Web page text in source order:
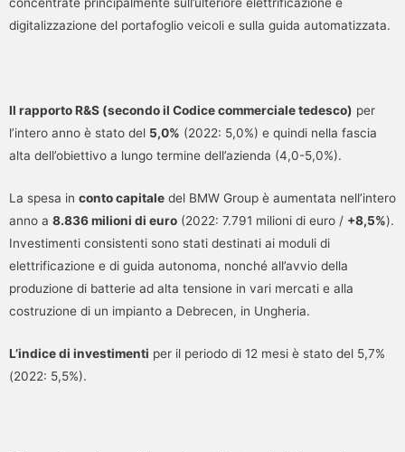
concentrate principalmente sull’ulteriore elettrificazione e
digitalizzazione del portafoglio veicoli e sulla guida automatizzata.
Il rapporto R&S (secondo il Codice commerciale tedesco) per
l’intero anno è stato del 5,0% (2022: 5,0%) e quindi nella fascia
alta dell’obiettivo a lungo termine dell’azienda (4,0-5,0%).
La spesa in conto capitale del BMW Group è aumentata nell’intero
anno a 8.836 milioni di euro (2022: 7.791 milioni di euro / +8,5%).
Investimenti consistenti sono stati destinati ai moduli di
elettrificazione e di guida autonoma, nonché all’avvio della
produzione di batterie ad alta tensione in vari mercati e alla
costruzione di un impianto a Debrecen, in Ungheria.
L’indice di investimenti per il periodo di 12 mesi è stato del 5,7%
(2022: 5,5%).